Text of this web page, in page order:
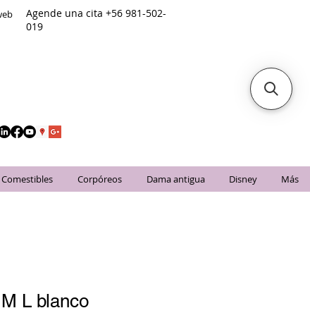
Agende una cita +56 981-502-
019
Comestibles Corpóreos Dama antigua Disney Más
L blanco